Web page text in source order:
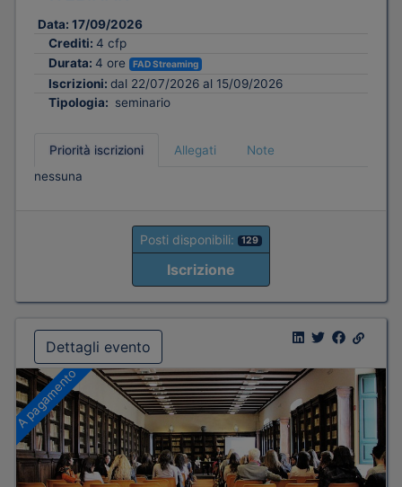
Data: 17/09/2026
Crediti: 4 cfp
Durata: 4 ore FAD Streaming
Iscrizioni: dal 22/07/2026 al 15/09/2026
Tipologia: seminario
Priorità iscrizioni Allegati
Note
nessuna
Posti disponibili: 129
Iscrizione
Dettagli evento
A pagamento